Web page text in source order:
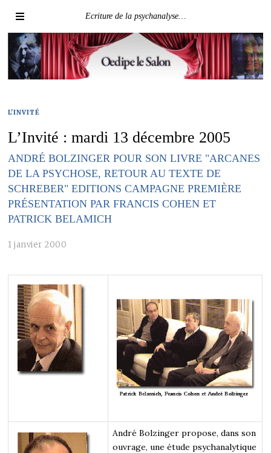
Ecriture de la psychanalyse…
L'INVITÉ
L’Invité : mardi 13 décembre 2005
ANDRÉ BOLZINGER POUR SON LIVRE "ARCANES
DE LA PSYCHOSE, RETOUR AU TEXTE DE
SCHREBER" EDITIONS CAMPAGNE PREMIÈRE
PRÉSENTATION PAR FRANCIS COHEN ET
PATRICK BELAMICH
1 janvier 2000
André Bolzinger propose, dans son
ouvrage, une étude psychanalytique